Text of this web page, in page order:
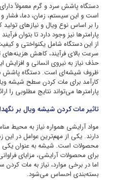
دستگاه پاشش سرد و گرم معمولاً
است و این سیستم، زمان، دما، فشار و
را بر اساس نوع ویال و نیازهای
پارامترها نیز وجود دارد تا بتوان
از این دستگاه شامل یکنواختی و
سرعت بالای فرآیند، کاهش هزینه‌های
حذف نیاز به نیروی انسانی و افزایش
ظروف شیشه‌ای است. دستگاه پاشش
کارآمد برای مات کردن سطح شیشه
پارامترها می‌تواند نتایج مطلوبی را
تاثیر مات کردن شیشه ویال بر
مواد آرایشی همواره نیاز به محیط
دارند. یکی از مهم‌ترین عوامل در این
محصولات است. شیشه به عنوان یکی
برای محصولات آرایشی، مزایای
اما در برخی موارد، نیاز به مات
بسته‌بندی احساس می‌شود.